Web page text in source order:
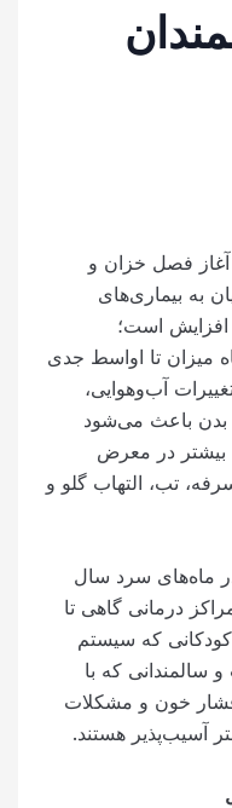
فصل خزان و
به بیماری‌های
است؛
میزان تا اواسط جدی
آب‌وهوایی،
باعث می‌شود
بیشتر در معرض
سرفه، تب، التهاب گلو و
ماه‌های سرد سال
درمانی گاهی تا
که سیستم
که با
فشار خون و مشکلات
آسیب‌پذیر هستند.